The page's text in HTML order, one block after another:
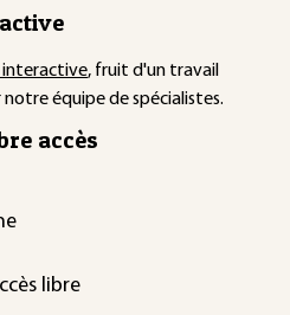
, fruit d'un travail
équipe de spécialistes.
accès
libre